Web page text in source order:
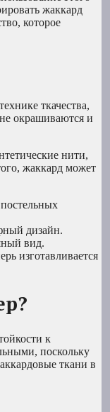
жаккард
которое
ткачества,
окрашиваются и
нити,
жаккард может
дизайн.
вид.
изготавливается
к
поскольку
ткани в